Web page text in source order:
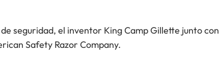
seguridad, el inventor King Camp Gillette junto con
Safety Razor Company.